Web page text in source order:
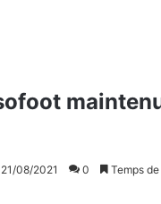
21/08/2021 0 Temps